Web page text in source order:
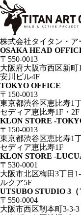
株式会社タイタン・ア
OSAKA HEAD
〒550-0013
大阪府大阪市西区新町
安川ビル4F
TOKYO OFFICE
〒150-0013
東京都渋谷区恵比寿1
セディア恵比寿1F・2F
KLON STORE -
〒150-0013
東京都渋谷区恵比寿1
セディア恵比寿1F
KLON STORE -
〒530-0001
大阪市北区梅田3丁目
ルクア5F
UTSUBO STUDIO 3（
〒550-0004
大阪市西区靭本町3-3-3